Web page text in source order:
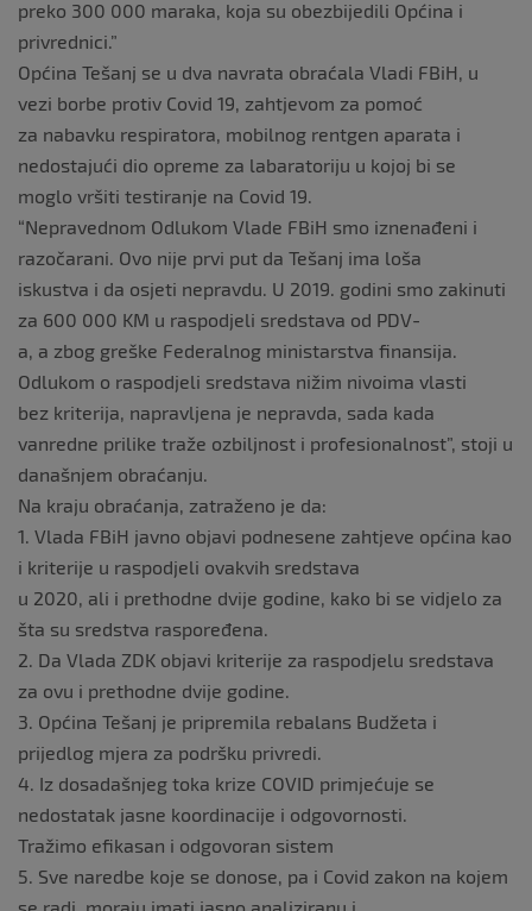
preko 300 000 maraka, koja su obezbijedili Općina i
privrednici.”
Općina Tešanj se u dva navrata obraćala Vladi FBiH, u
vezi borbe protiv Covid 19, zahtjevom za pomoć
za nabavku respiratora, mobilnog rentgen aparata i
nedostajući dio opreme za labaratoriju u kojoj bi se
moglo vršiti testiranje na Covid 19.
“Nepravednom Odlukom Vlade FBiH smo iznenađeni i
razočarani. Ovo nije prvi put da Tešanj ima loša
iskustva i da osjeti nepravdu. U 2019. godini smo zakinuti
za 600 000 KM u raspodjeli sredstava od PDV-
a, a zbog greške Federalnog ministarstva finansija.
Odlukom o raspodjeli sredstava nižim nivoima vlasti
bez kriterija, napravljena je nepravda, sada kada
vanredne prilike traže ozbiljnost i profesionalnost”, stoji u
današnjem obraćanju.
Na kraju obraćanja, zatraženo je da:
1. Vlada FBiH javno objavi podnesene zahtjeve općina kao
i kriterije u raspodjeli ovakvih sredstava
u 2020, ali i prethodne dvije godine, kako bi se vidjelo za
šta su sredstva raspoređena.
2. Da Vlada ZDK objavi kriterije za raspodjelu sredstava
za ovu i prethodne dvije godine.
3. Općina Tešanj je pripremila rebalans Budžeta i
prijedlog mjera za podršku privredi.
4. Iz dosadašnjeg toka krize COVID primjećuje se
nedostatak jasne koordinacije i odgovornosti.
Tražimo efikasan i odgovoran sistem
5. Sve naredbe koje se donose, pa i Covid zakon na kojem